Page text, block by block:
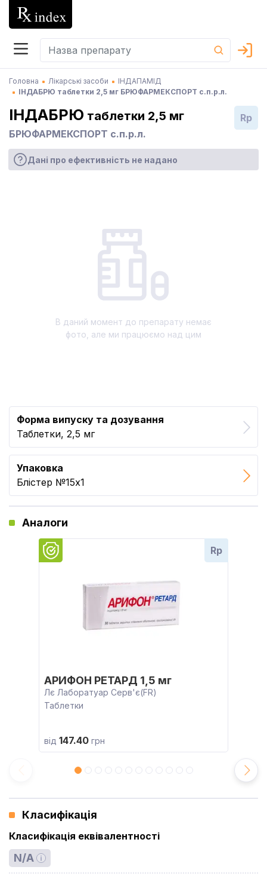
Головна Лікарські засоби
ІНДАПАМІД
ІНДАБРЮ таблетки 2,5 мг БРЮФАРМЕКСПОРТ с.п.р.л.
ІНДАБРЮ таблетки 2,5 мг
БРЮФАРМЕКСПОРТ с.п.р.л.
Rp
Дані про ефективність не надано
В даний момент до препарату немає
фото, але ми працюємо над цим
Форма випуску та дозування
Таблетки, 2,5 мг
Упаковка
Блістер №15x1
Аналоги
Rp
АРИФОН РЕТАРД 1,5 мг
Лє Лаборатуар Серв'є(FR)
Таблетки
від 147.40 грн
Класифікація
Класифікація еквівалентності
N/A